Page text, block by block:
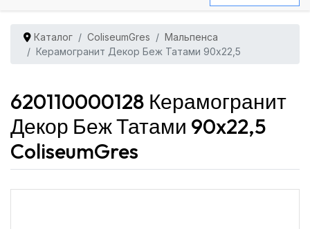
Каталог ColiseumGres
Мальпенса
Керамогранит Декор Беж Татами 90x22,5
620110000128 Керамогранит
Декор Беж Татами 90x22,5
ColiseumGres